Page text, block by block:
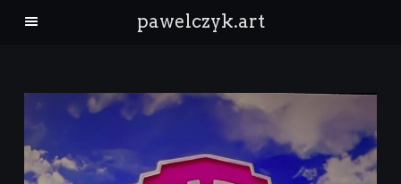
pawelczyk.art
krajobraz
ludzie